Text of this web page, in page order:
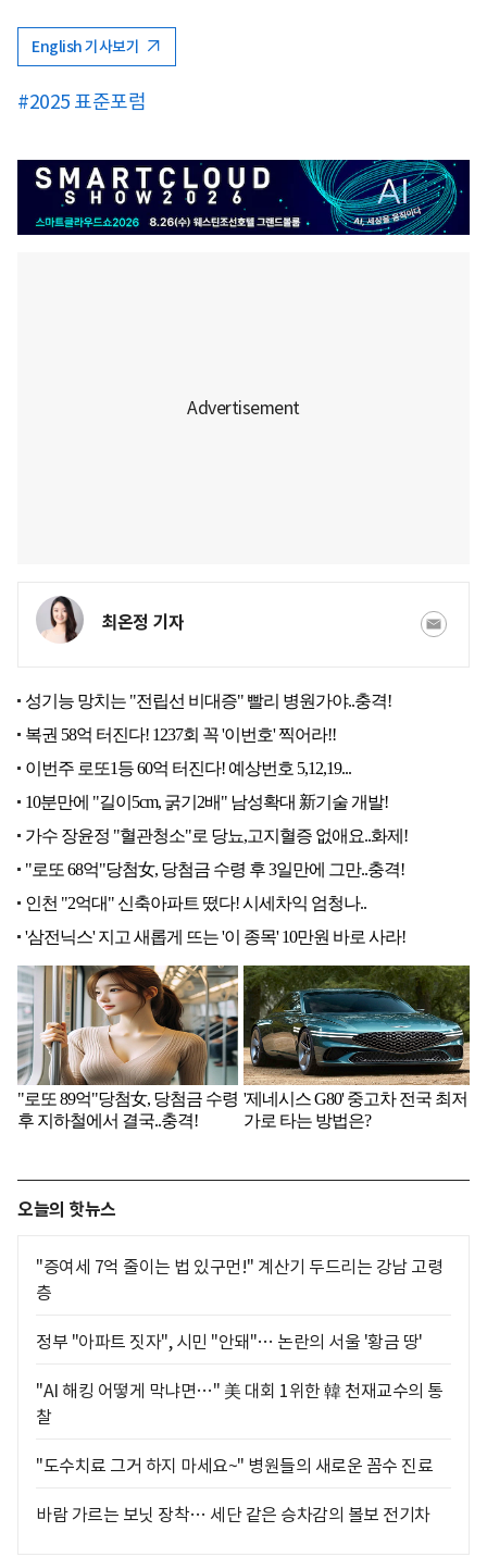
English 기사보기
#2025 표준포럼
최온정 기자
오늘의 핫뉴스
"증여세 7억 줄이는 법 있구먼!" 계산기 두드리는 강남 고령
층
정부 "아파트 짓자", 시민 "안돼"… 논란의 서울 '황금 땅'
"AI 해킹 어떻게 막냐면…" 美 대회 1위한 韓 천재교수의 통
찰
"도수치료 그거 하지 마세요~" 병원들의 새로운 꼼수 진료
바람 가르는 보닛 장착… 세단 같은 승차감의 볼보 전기차